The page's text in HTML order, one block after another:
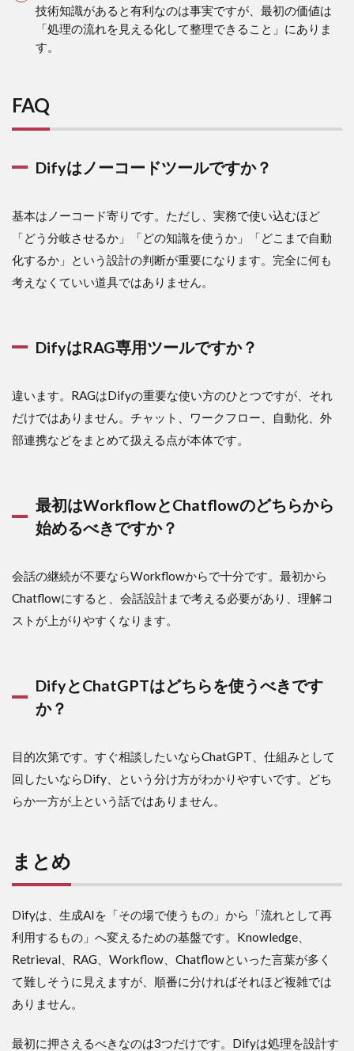
技術知識があると有利なのは事実ですが、最初の価値は
「処理の流れを見える化して整理できること」にありま
す。
FAQ
Difyはノーコードツールですか？
基本はノーコード寄りです。ただし、実務で使い込むほど
「どう分岐させるか」「どの知識を使うか」「どこまで自動
化するか」という設計の判断が重要になります。完全に何も
考えなくていい道具ではありません。
DifyはRAG専用ツールですか？
違います。RAGはDifyの重要な使い方のひとつですが、それ
だけではありません。チャット、ワークフロー、自動化、外
部連携などをまとめて扱える点が本体です。
最初はWorkflowとChatflowのどちらから
始めるべきですか？
会話の継続が不要ならWorkflowからで十分です。最初から
Chatflowにすると、会話設計まで考える必要があり、理解コ
ストが上がりやすくなります。
DifyとChatGPTはどちらを使うべきです
か？
目的次第です。すぐ相談したいならChatGPT、仕組みとして
回したいならDify、という分け方がわかりやすいです。どち
らか一方が上という話ではありません。
まとめ
Difyは、生成AIを「その場で使うもの」から「流れとして再
利用するもの」へ変えるための基盤です。Knowledge、
Retrieval、RAG、Workflow、Chatflowといった言葉が多く
て難しそうに見えますが、順番に分ければそれほど複雑では
ありません。
最初に押さえるべきなのは3つだけです。Difyは処理を設計す